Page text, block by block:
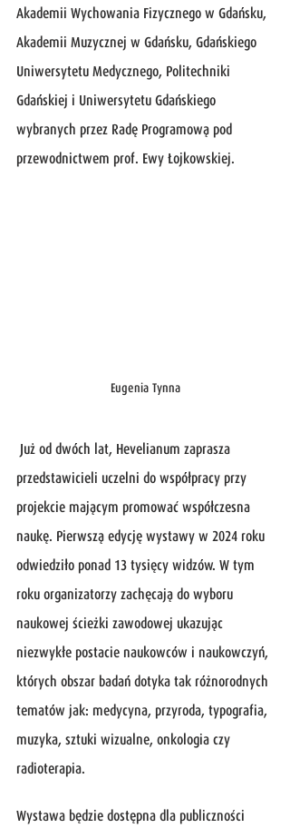
Akademii Wychowania Fizycznego w Gdańsku,
Akademii Muzycznej w Gdańsku, Gdańskiego
Uniwersytetu Medycznego, Politechniki
Gdańskiej i Uniwersytetu Gdańskiego
wybranych przez Radę Programową pod
przewodnictwem prof. Ewy Łojkowskiej.
Eugenia Tynna
Już od dwóch lat, Hevelianum zaprasza
przedstawicieli uczelni do współpracy przy
projekcie mającym promować współczesna
naukę. Pierwszą edycję wystawy w 2024 roku
odwiedziło ponad 13 tysięcy widzów. W tym
roku organizatorzy zachęcają do wyboru
naukowej ścieżki zawodowej ukazując
niezwykłe postacie naukowców i naukowczyń,
których obszar badań dotyka tak różnorodnych
tematów jak: medycyna, przyroda, typografia,
muzyka, sztuki wizualne, onkologia czy
radioterapia.
Wystawa będzie dostępna dla publiczności